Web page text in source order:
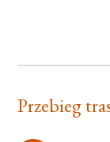
Przebieg